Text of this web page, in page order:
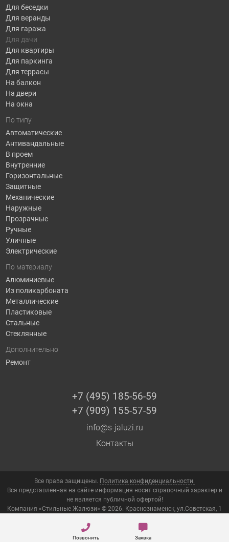
Для беседки
Для веранды
Для гаража
Для дачи
Для квартиры
Для паркинга
Для террасы
На балкон
На двери
На окна
По типу
Автоматические
Антивандальные
В проем
Внутренние
Горизонтальные
Защитные
Механические
Наружные
Прозрачные
Ручные
Уличные
Электрические
По материалу
Алюминиевые
Из поликарбоната
Металлические
Пластиковые
Стальные
Стеклянные
Дополнительно
Ремонт
+7 (495) 185-56-59
+7 (909) 155-57-59
info@s-jaluzi.ru
Контакты
Все права защищены. Политика конфиденциальности.
Вся представленная на сайте информация носит справочный характер и
не является публичной офертой!
Компания «Стильные Жалюзи» © 2026. Краснознаменск, ул.Советская, 1
Позвонить Заявка